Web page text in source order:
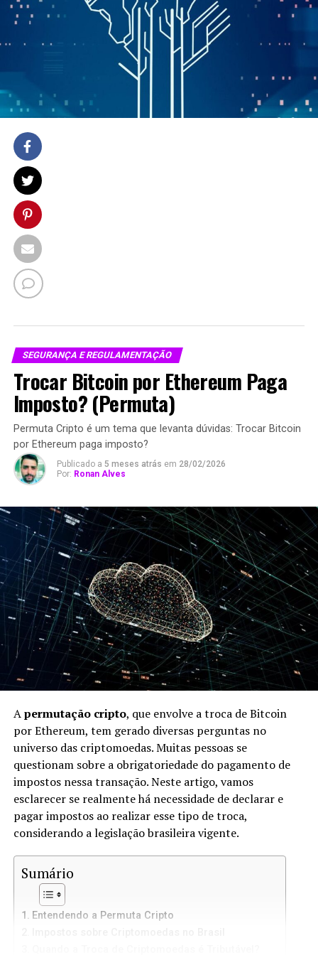
SEGURANÇA E REGULAMENTAÇÃO
Trocar Bitcoin por Ethereum Paga
Imposto? (Permuta)
Permuta Cripto é um tema que levanta dúvidas: Trocar Bitcoin
por Ethereum paga imposto?
Publicado a 5 meses atrás em 28/02/2026
Por: Ronan Alves
Apermutação cripto, que envolve a troca de Bitcoin
por Ethereum, tem gerado diversas perguntas no
universo das criptomoedas. Muitas pessoas se
questionam sobre a obrigatoriedade do pagamento de
impostos nessa transação. Neste artigo, vamos
esclarecer se realmente há necessidade de declarar e
pagar impostos ao realizar esse tipo de troca,
considerando a legislação brasileira vigente.
Sumário
Entendendo a Permuta Cripto